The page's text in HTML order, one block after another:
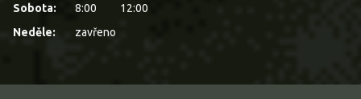
Sobota:
8:00
12:00
Neděle:
zavřeno